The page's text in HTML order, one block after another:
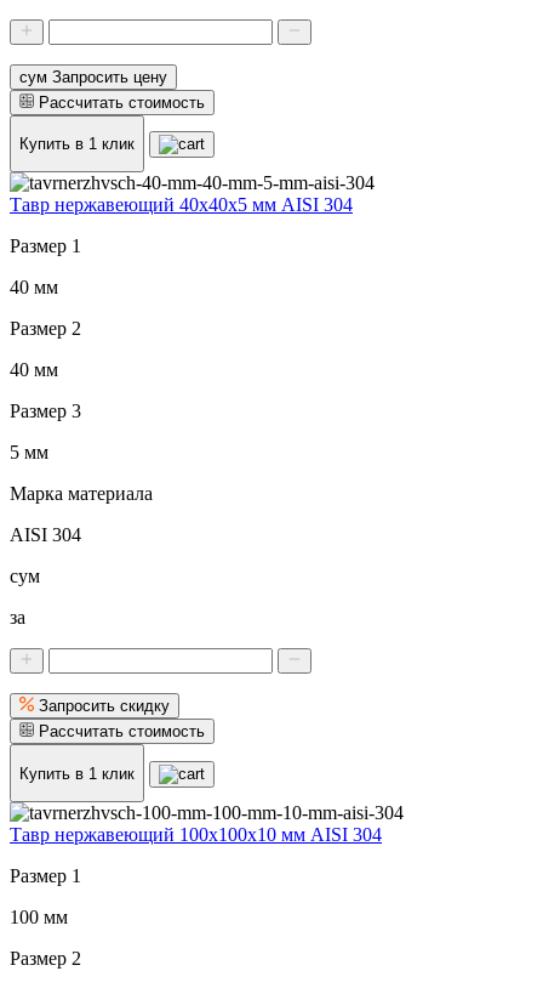
сум Запросить цену
Рассчитать стоимость
Купить в 1 клик
Тавр нержавеющий 40x40x5 мм AISI 304
Размер 1
40 мм
Размер 2
40 мм
Размер 3
5 мм
Марка материала
AISI 304
сум
за
Запросить скидку
Рассчитать стоимость
Купить в 1 клик
Тавр нержавеющий 100x100x10 мм AISI 304
Размер 1
100 мм
Размер 2